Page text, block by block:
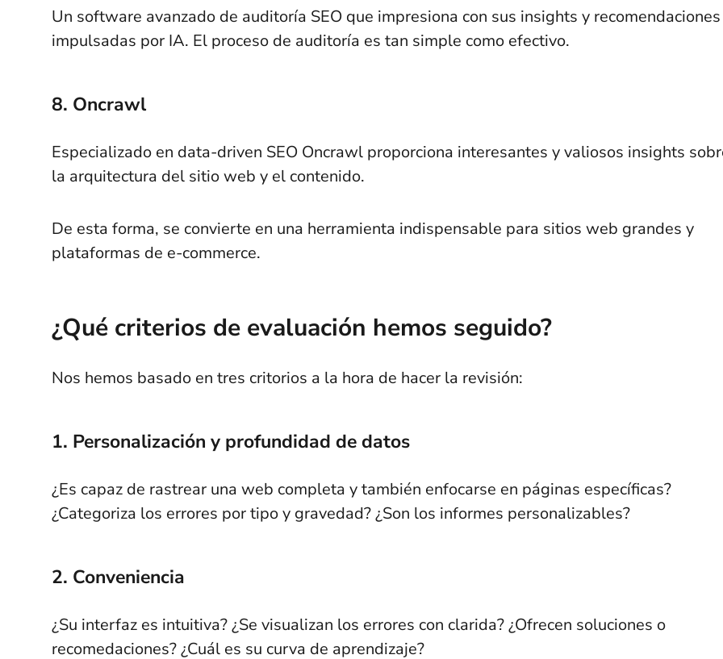
Un software avanzado de auditoría SEO que impresiona con sus insights y recomendaciones
impulsadas por IA. El proceso de auditoría es tan simple como efectivo.
8. Oncrawl
Especializado en data-driven SEO Oncrawl proporciona interesantes y valiosos insights
la arquitectura del sitio web y el contenido.
De esta forma, se convierte en una herramienta indispensable para sitios web grandes y
plataformas de e-commerce.
¿Qué criterios de evaluación hemos seguido?
Nos hemos basado en tres critorios a la hora de hacer la revisión:
1. Personalización y profundidad de datos
¿Es capaz de rastrear una web completa y también enfocarse en páginas específicas?
¿Categoriza los errores por tipo y gravedad? ¿Son los informes personalizables?
2. Conveniencia
¿Su interfaz es intuitiva? ¿Se visualizan los errores con clarida? ¿Ofrecen soluciones o
recomedaciones? ¿Cuál es su curva de aprendizaje?